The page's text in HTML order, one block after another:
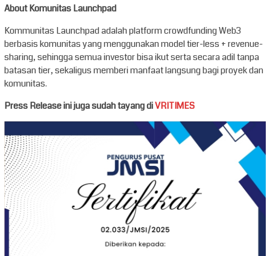
About Komunitas Launchpad
Kommunitas Launchpad adalah platform crowdfunding Web3
berbasis komunitas yang menggunakan model tier-less + revenue-
sharing, sehingga semua investor bisa ikut serta secara adil tanpa
batasan tier, sekaligus memberi manfaat langsung bagi proyek dan
komunitas.
Press Release ini juga sudah tayang diVRITIMES